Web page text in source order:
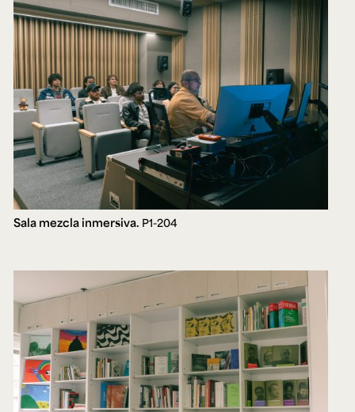
Sala mezcla inmersiva. P1-204